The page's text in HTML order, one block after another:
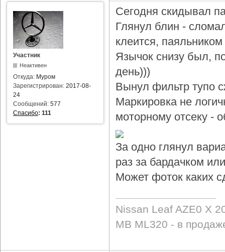
Участник
Неактивен
Откуда: Муром
Зарегистрирован: 2017-08-
24
Сообщений: 577
Спасибо: 111
Сегодня скидывал
Глянул блин -
клеится,
Язычок снизу был,
день)))
Вынул фильтр тупо
Маркировка не
моторному отсеку -
За одно глянул
раз за бардачком
Может фоток каких
Nissan Leaf AZE0 X
MB ML320 - в